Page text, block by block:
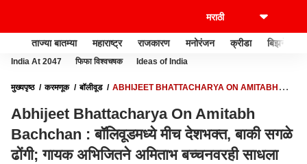
ताज्या बातम्या महाराष्ट्र राजकारण मनोरंजन क्रीडा बिझनेस
India At 2047 फिफा विश्वचषक Ideas of India
मुख्यपृष्ठ करमणूक बॉलीवूड
ABHIJEET BHATTACHARYA ON AMITABH
बच्चनवरही साधला निशाणा
Abhijeet Bhattacharya On Amitabh
Bachchan : बॉलिवूडमध्ये मीच देशभक्त, बाकी सगळे
ढोंगी; गायक अभिजितने अमिताभ बच्चनवरही साधला